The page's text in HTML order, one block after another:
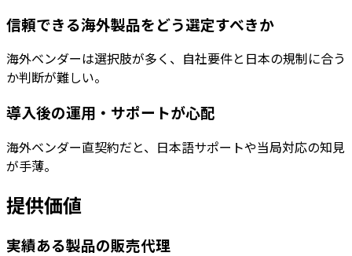
信頼できる海外製品をどう選定すべきか
海外ベンダーは選択肢が多く、自社要件と日本の規制に合う
か判断が難しい。
導入後の運用・サポートが心配
海外ベンダー直契約だと、日本語サポートや当局対応の知見
が手薄。
提供価値
実績ある製品の販売代理